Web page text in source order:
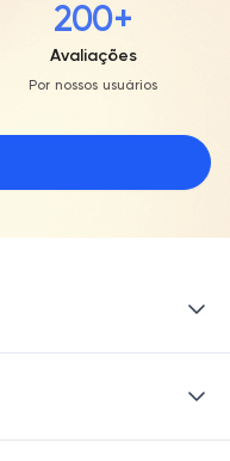
200+
Avaliações
Por nossos usuários